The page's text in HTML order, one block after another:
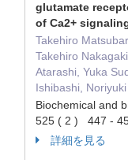
glutamate
of Ca2+
Takehiro
Takehiro
Atarashi, Yuka
Ishibashi,
Biochemical and
525 ( 2 ) 447 -
詳細を見る